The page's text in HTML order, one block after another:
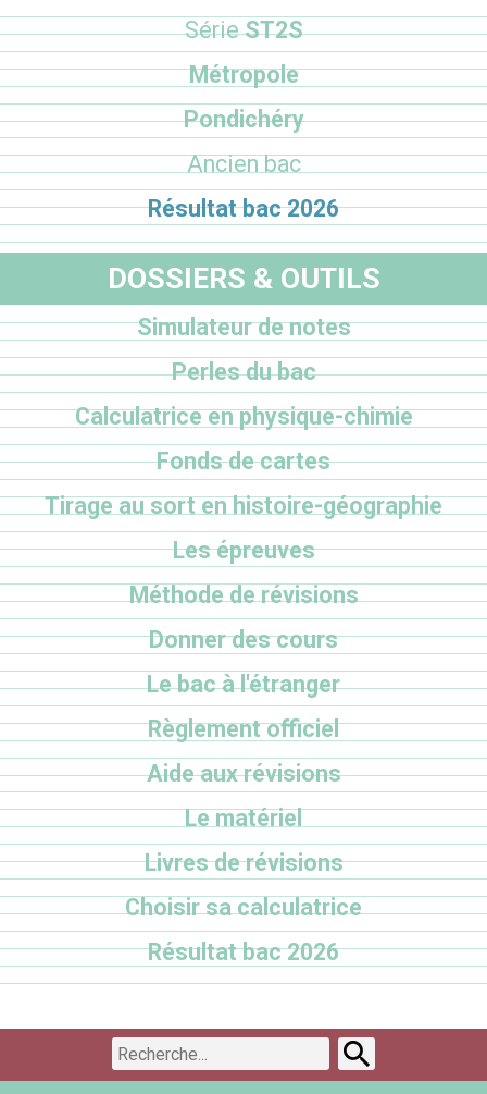
SérieST2S
Métropole
Pondichéry
Ancien bac
Résultat bac 2026
DOSSIERS & OUTILS
Simulateur de notes
Perles du bac
Calculatrice en physique-chimie
Fonds de cartes
Tirage au sort en histoire-géographie
Les épreuves
Méthode de révisions
Donner des cours
Le bac à l'étranger
Règlement officiel
Aide aux révisions
Le matériel
Livres de révisions
Choisir sa calculatrice
Résultat bac 2026